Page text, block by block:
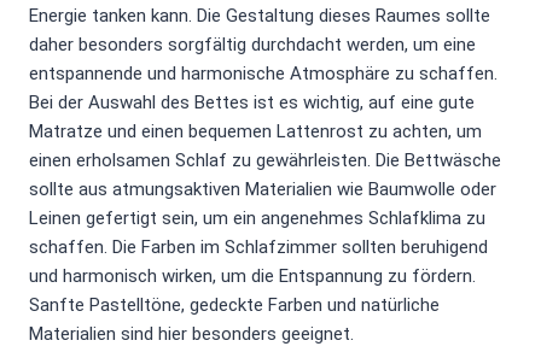
Energie tanken kann. Die Gestaltung dieses Raumes sollte
daher besonders sorgfältig durchdacht werden, um eine
entspannende und harmonische Atmosphäre zu schaffen.
Bei der Auswahl des Bettes ist es wichtig, auf eine gute
Matratze und einen bequemen Lattenrost zu achten, um
einen erholsamen Schlaf zu gewährleisten. Die Bettwäsche
sollte aus atmungsaktiven Materialien wie Baumwolle oder
Leinen gefertigt sein, um ein angenehmes Schlafklima zu
schaffen. Die Farben im Schlafzimmer sollten beruhigend
und harmonisch wirken, um die Entspannung zu fördern.
Sanfte Pastelltöne, gedeckte Farben und natürliche
Materialien sind hier besonders geeignet.